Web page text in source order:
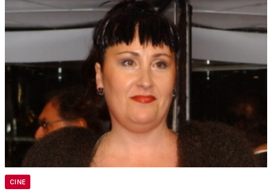
CINE